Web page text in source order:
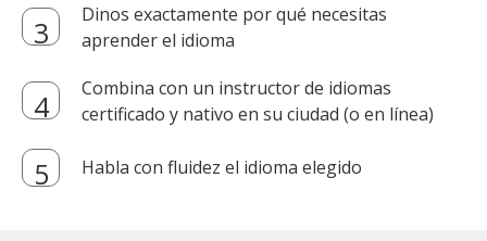
Dinos exactamente por qué necesitas
aprender el idioma
Combina con un instructor de idiomas
certificado y nativo en su ciudad (o en línea)
Habla con fluidez el idioma elegido